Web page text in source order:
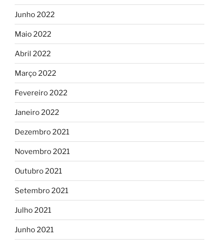
Junho 2022
Maio 2022
Abril 2022
Março 2022
Fevereiro 2022
Janeiro 2022
Dezembro 2021
Novembro 2021
Outubro 2021
Setembro 2021
Julho 2021
Junho 2021